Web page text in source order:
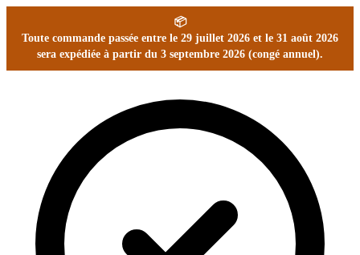
📦
Toute commande passée entre le 29 juillet 2026 et le 31 août 2026
sera expédiée à partir du 3 septembre 2026 (congé annuel).